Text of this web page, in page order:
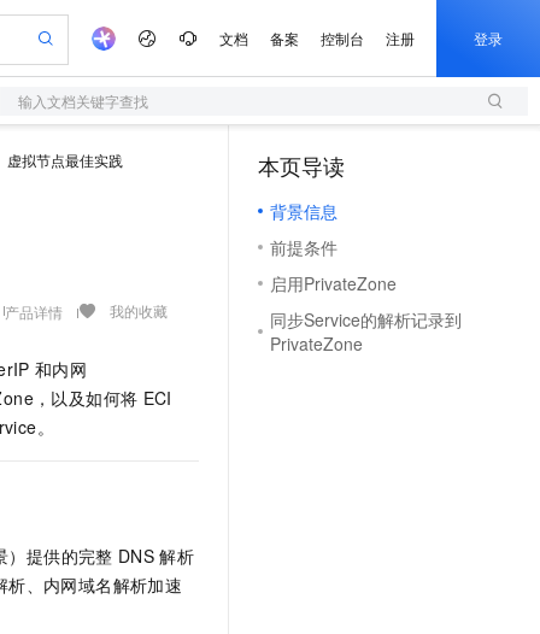
文档 备案 控制台 注册 登录
输入文档关键字查找
虚拟节点最佳实践
产品详情 我的收藏
和内网
，以及如何将 ECI
。
）提供的完整 DNS 解析
析、内网域名解析加速
本页导读
背景信息
前提条件
启用PrivateZone
同步Service的解析记录到
PrivateZone
平台百炼
频生成
1.1-T2V
腻的高质量视频
文戏情感细腻自然，动作戏激烈拳拳到肉，实现更强表演能力
语音识别与合成
能体编程平台
轻量应用服务器
数字证书管理服务（原SSL证书）
实现全站HTTPS，呈现可信的WEB访问
短信服务
鲁游戏服务器
企业门户网站
Agency Agents：拥有专属领域专家
HappyHorse 打造一站式影视创作平台
漫剧工坊：一站式动画创作平台
成，高效打造优质广告素材
无忧落地极速上线
键激活高效办公新体验
AI 活动
AI 生产力先锋
先锋实践拓展 AI 生产力的边界
飞天发布时刻
所见，即是所愿
AI 实训营
阿里云 OPC 创新助力计划
Token 补贴，五大权
益加速 OPC 成功
专业服务
公司注册
计划
Alibaba Cloud ISV 合作
服务伙伴合作计划
Al MaaS 服务伙伴赋能合作
伙伴信用分合作计划
更多支持
合作伙伴培训与认证
开发者社区
加入我们
校园招聘